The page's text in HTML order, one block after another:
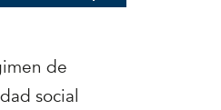
de
social